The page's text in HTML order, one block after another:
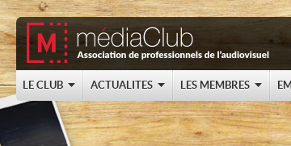
LE CLUB ACTUALITES LES MEMBRES